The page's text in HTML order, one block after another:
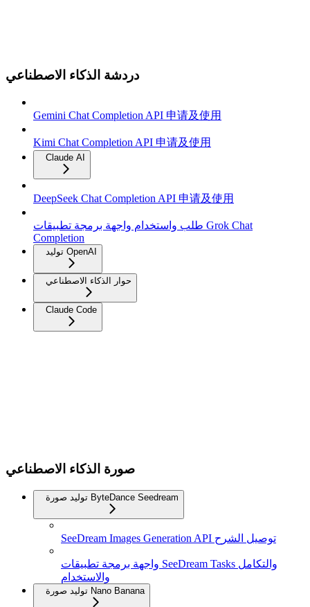
دردشة الذكاء الاصطناعي
Gemini Chat Completion API 申请及使用
Kimi Chat Completion API 申请及使用
Claude AI
DeepSeek Chat Completion API 申请及使用
طلب واستخدام واجهة برمجة تطبيقات Grok Chat
Completion
توليد OpenAI
حوار الذكاء الاصطناعي
Claude Code
صورة الذكاء الاصطناعي
توليد صورة ByteDance Seedream
SeeDream Images Generation API توصيل الشرح
واجهة برمجة تطبيقات SeeDream Tasks والتكامل
والاستخدام
توليد صورة Nano Banana